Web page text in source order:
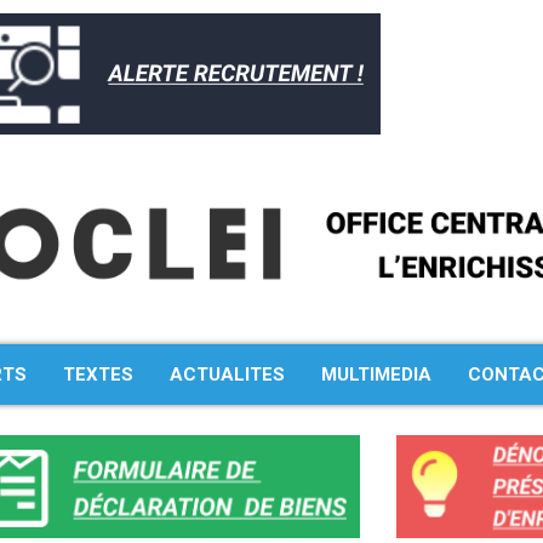
TEXTES ACTUALITES MULTIMEDIA